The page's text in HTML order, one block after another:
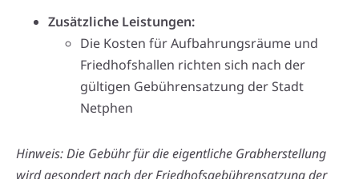
Zusätzliche Leistungen:
Die Kosten für Aufbahrungsräume und
Friedhofshallen richten sich nach der
gültigen Gebührensatzung der Stadt
Netphen
Hinweis: Die Gebühr für die eigentliche Grabherstellung
wird gesondert nach der Friedhofsgebührensatzung der